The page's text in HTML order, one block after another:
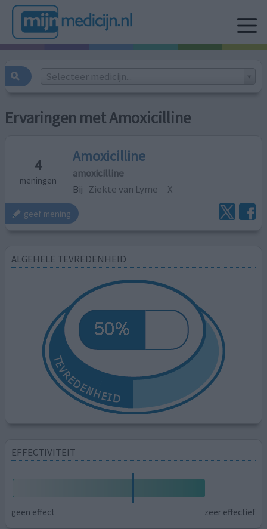
Selecteer medicijn...
Ervaringen met Amoxicilline
4
meningen
Amoxicilline
amoxicilline
Bij Ziekte van Lyme X
geef mening
ALGEHELE TEVREDENHEID
EFFECTIVITEIT
geen effect zeer effectief